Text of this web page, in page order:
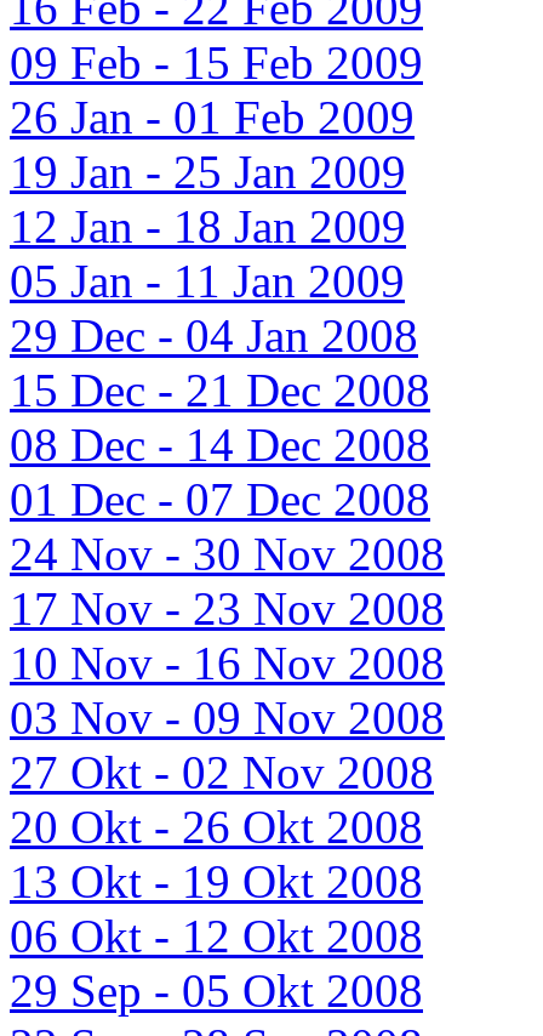
09 Feb - 15 Feb 2009
26 Jan - 01 Feb 2009
19 Jan - 25 Jan 2009
12 Jan - 18 Jan 2009
05 Jan - 11 Jan 2009
29 Dec - 04 Jan 2008
15 Dec - 21 Dec 2008
08 Dec - 14 Dec 2008
01 Dec - 07 Dec 2008
24 Nov - 30 Nov 2008
17 Nov - 23 Nov 2008
10 Nov - 16 Nov 2008
03 Nov - 09 Nov 2008
27 Okt - 02 Nov 2008
20 Okt - 26 Okt 2008
13 Okt - 19 Okt 2008
06 Okt - 12 Okt 2008
29 Sep - 05 Okt 2008